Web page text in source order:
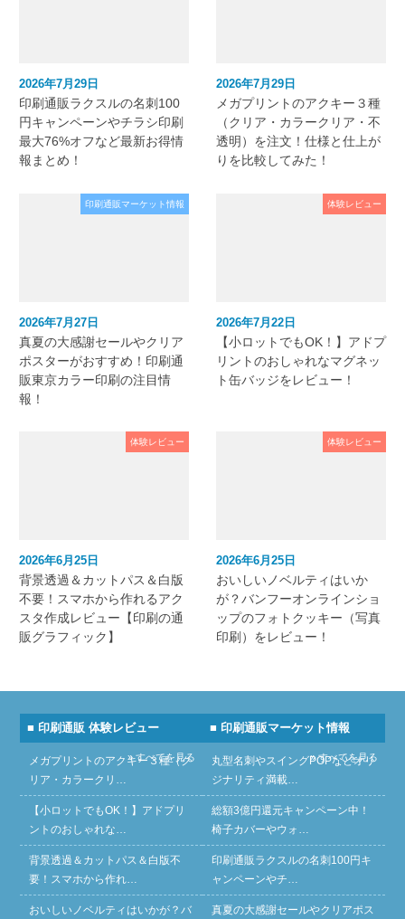
2026年7月29日
印刷通販ラクスルの名刺100
円キャンペーンやチラシ印刷
最大76%オフなど最新お得情
報まとめ！
2026年7月29日
メガプリントのアクキー３種
（クリア・カラークリア・不
透明）を注文！仕様と仕上が
りを比較してみた！
印刷通販マーケット情報
2026年7月27日
真夏の大感謝セールやクリア
ポスターがおすすめ！印刷通
販東京カラー印刷の注目情
報！
体験レビュー
2026年7月22日
【小ロットでもOK！】アドプ
リントのおしゃれなマグネッ
ト缶バッジをレビュー！
体験レビュー
2026年6月25日
背景透過＆カットパス＆白版
不要！スマホから作れるアク
スタ作成レビュー【印刷の通
販グラフィック】
体験レビュー
2026年6月25日
おいしいノベルティはいか
が？バンフーオンラインショ
ップのフォトクッキー（写真
印刷）をレビュー！
■ 印刷通販 体験レビュー
» すべてを見る
メガプリントのアクキー３種（ク
リア・カラークリ…
【小ロットでもOK！】アドプリ
ントのおしゃれな…
背景透過＆カットパス＆白版不
要！スマホから作れ…
おいしいノベルティはいかが？バ
■ 印刷通販マーケット情報
» すべてを見る
丸型名刺やスイングPOPなどオリ
ジナリティ満載…
総額3億円還元キャンペーン中！
椅子カバーやウォ…
印刷通販ラクスルの名刺100円キ
ャンペーンやチ…
真夏の大感謝セールやクリアポス